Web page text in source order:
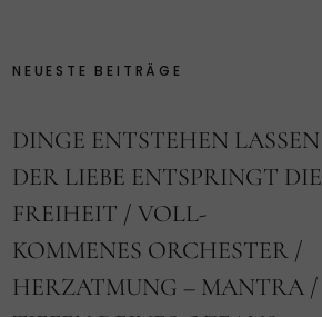
NEUESTE BEITRÄGE
DINGE ENTSTEHEN LASSEN
DER LIEBE ENTSPRINGT DIE
FREIHEIT
VOLL-
KOMMENES ORCHESTER
HERZATMUNG – MANTRA